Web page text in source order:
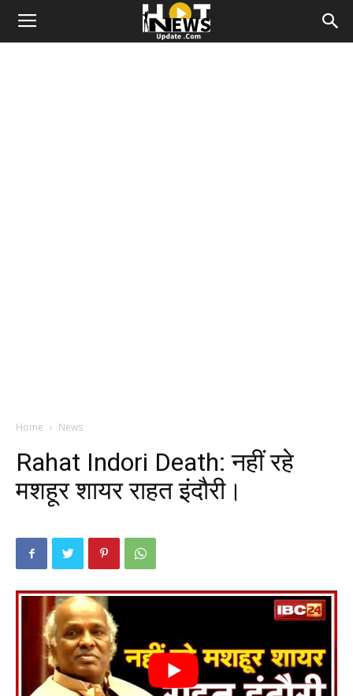
Home News
Rahat Indori Death: नहीं रहे
मशहूर शायर राहत इंदौरी।